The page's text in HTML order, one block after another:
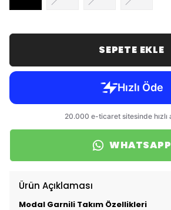
SEPETE EKLE
WHATSAPP
Ürün Açıklaması
Modal Garnili Takım Özellikleri